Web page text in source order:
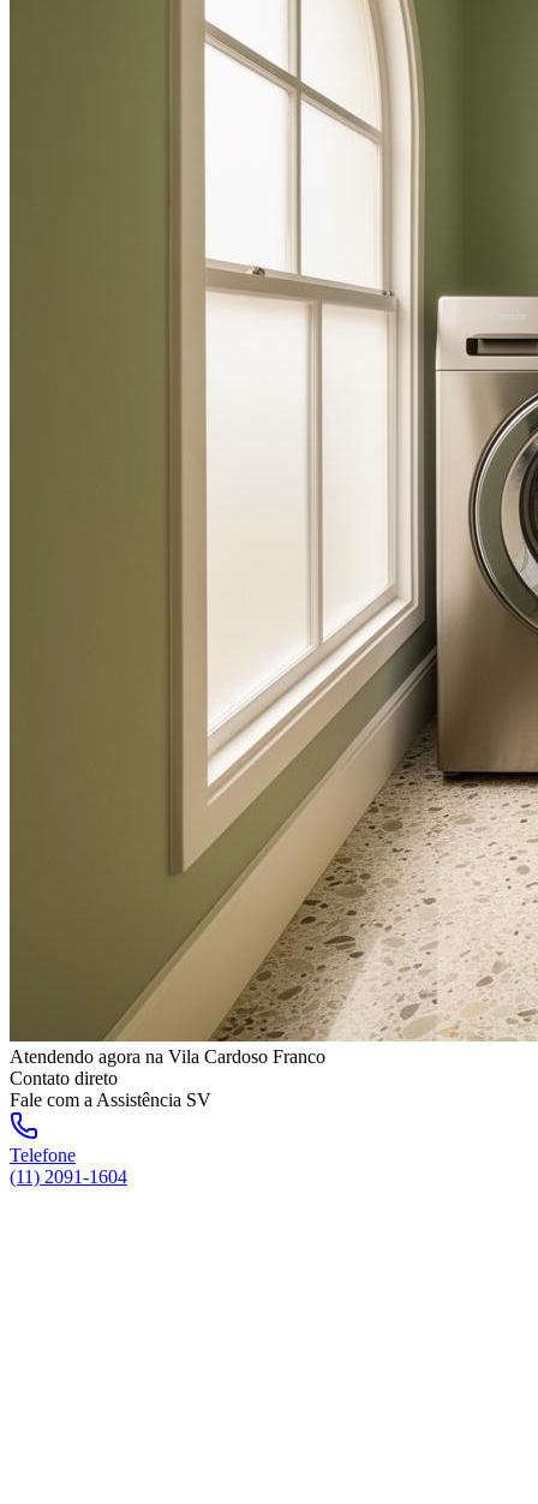
Atendendo agora na Vila Cardoso Franco
Contato direto
Fale com a Assistência SV
Telefone
(11) 2091-1604